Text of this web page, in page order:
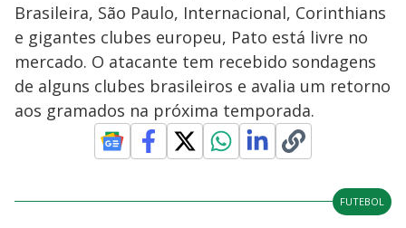
Brasileira, São Paulo, Internacional, Corinthians
e gigantes clubes europeu, Pato está livre no
mercado. O atacante tem recebido sondagens
de alguns clubes brasileiros e avalia um retorno
aos gramados na próxima temporada.
FUTEBOL